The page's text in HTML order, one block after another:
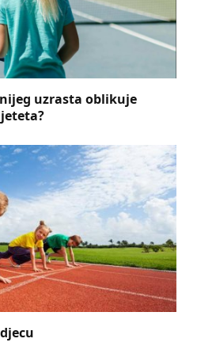
uzrasta oblikuje